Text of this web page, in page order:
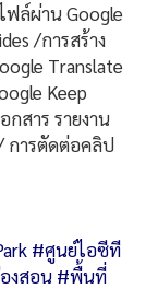
ฟล์ผ่าน Google
/การสร้าง
Translate
Keep
สาร รายงาน
การตัดต่อคลิป
#ศูนย์ไอซีที
งสอน #พื้นที่